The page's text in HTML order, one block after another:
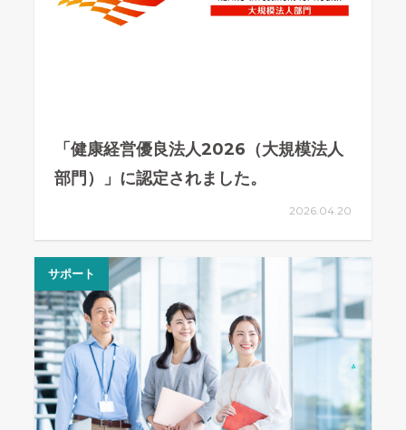
「健康経営優良法人2026（大規模法人
部門）」に認定されました。
2026.04.20
サポート